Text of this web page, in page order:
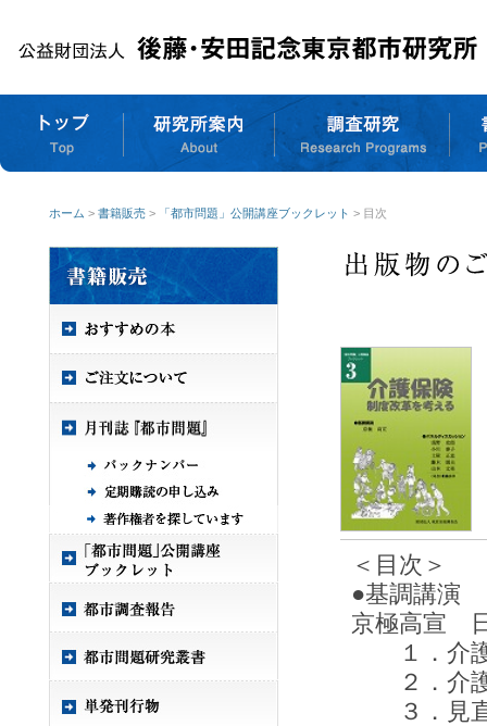
ホーム > 書籍販売 > 「都市問題」公開講座ブックレット > 目次
＜目次＞
●基調講演
京極高宣
１．介
２．介護
３．見直